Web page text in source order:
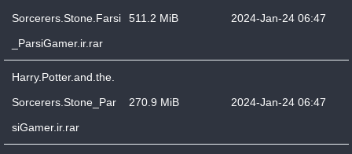
Sorcerers.Stone.Farsi
_ParsiGamer.ir.rar
511.2 MiB 2024-Jan-24 06:47
Harry.Potter.and.the.
Sorcerers.Stone_Par
siGamer.ir.rar
270.9 MiB 2024-Jan-24 06:47